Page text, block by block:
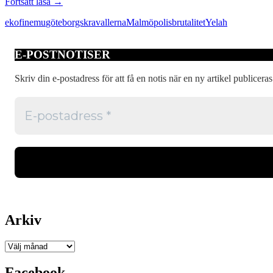
utan
ekofinemugöteborgskravallernaMalmöpolisbrutalitetYelah
E-POSTNOTISER
Skriv din e-postadress för att få en notis när en ny artikel
Arkiv
Arkiv